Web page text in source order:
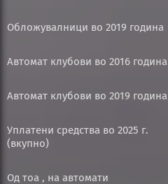
Обложувалници во 2019 година
Автомат клубови во 2016 година
Автомат клубови во 2019 година
Уплатени средства во 2025 г.
(вкупно)
Од тоа , на автомати